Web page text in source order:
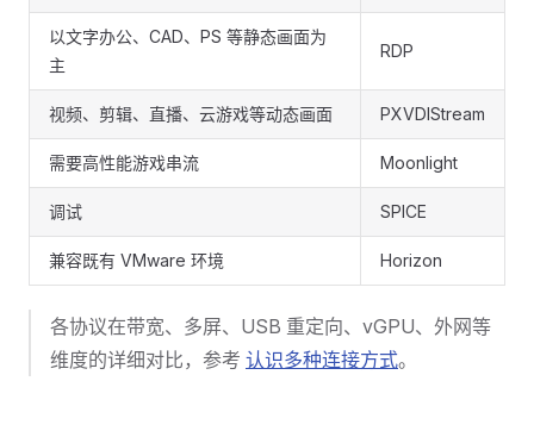
以文字办公、CAD、PS 等静态画面为
主
RDP
视频、剪辑、直播、云游戏等动态画面 PXVDIStream
需要高性能游戏串流 Moonlight
调试 SPICE
兼容既有 VMware 环境 Horizon
各协议在带宽、多屏、USB 重定向、vGPU、外网等
维度的详细对比，参考 认识多种连接方式。